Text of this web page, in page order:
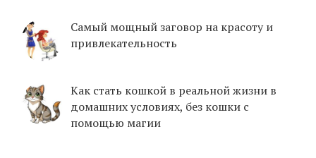
Самый мощный заговор на красоту и
привлекательность
Как стать кошкой в реальной жизни в
домашних условиях, без кошки с
помощью магии